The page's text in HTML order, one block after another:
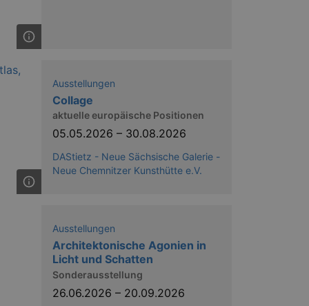
Ausstellungen
Collage
aktuelle europäische Positionen
05.05.2026 – 30.08.2026
DAStietz - Neue Sächsische Galerie -
Neue Chemnitzer Kunsthütte e.V.
Ausstellungen
Architektonische Agonien in
Licht und Schatten
Sonderausstellung
26.06.2026 – 20.09.2026
the end user uses the
may have seen before
from OneTrust. It
the site uses and
for the use of each
is not given. The cookie
visitors to the site will
no information that can